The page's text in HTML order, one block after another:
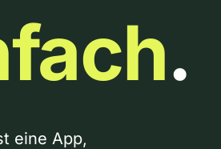
.
eine App,